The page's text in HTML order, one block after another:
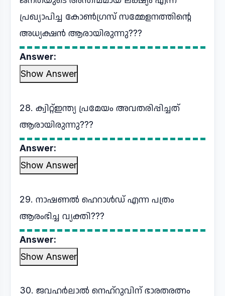
പ്രഖ്യാപിച്ച കോൺഗ്രസ് സമ്മേളനത്തിന്റെ
അധ്യക്ഷൻ ആരായിരുന്നു???
Answer:
Show Answer
28. ക്വിറ്റ്ഇന്ത്യ പ്രമേയം അവതരിപ്പിച്ചത്
ആരായിരുന്നു???
Answer:
Show Answer
29. നാഷണൽ ഹെറാൾഡ് എന്ന പത്രം
ആരംഭിച്ച വ്യക്തി???
Answer:
Show Answer
30. ജവഹർലാൽ നെഹ്റുവിന് ഭാരതരത്നം